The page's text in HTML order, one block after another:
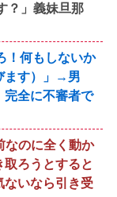
？」義妹旦那
！何もしないか
ます）」→男
完全に不審者で
なのに全く動か
ろうとすると
ないなら引き受